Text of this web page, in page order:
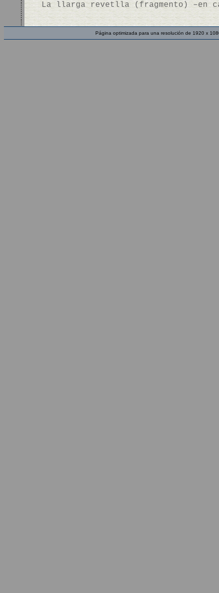
La llarga revetlla (fragmento) –en
Página optimizada para una resolución de 1920 x